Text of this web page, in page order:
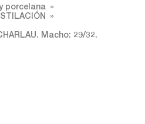
porcelana
Macho: 29/32.